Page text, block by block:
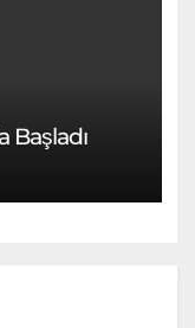
Başladı